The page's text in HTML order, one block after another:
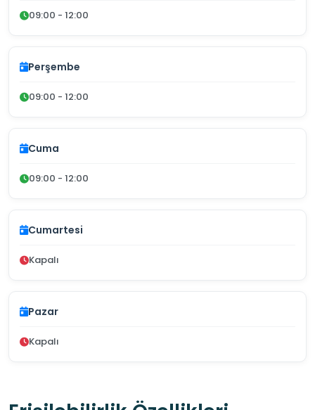
09:00 - 12:00
Perşembe
09:00 - 12:00
Cuma
09:00 - 12:00
Cumartesi
Kapalı
Pazar
Kapalı